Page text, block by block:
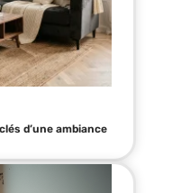
d’une ambiance